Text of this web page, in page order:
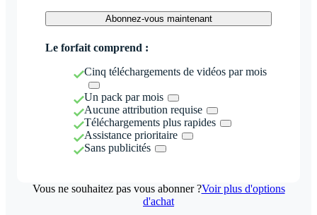
Abonnez-vous maintenant
Le forfait comprend :
Cinq téléchargements de vidéos par mois
Un pack par mois
Aucune attribution requise
Téléchargements plus rapides
Assistance prioritaire
Sans publicités
Vous ne souhaitez pas vous abonner ?Voir plus d'options
d'achat